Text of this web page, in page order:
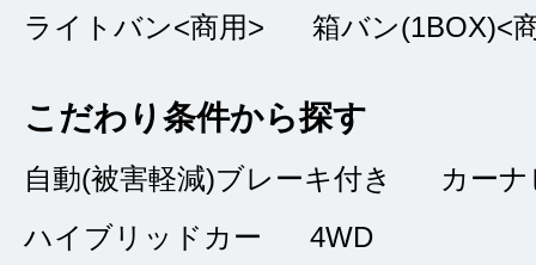
5点
総合評価
2022/06/19
タカ
販売店の評価
接客：5｜ 雰囲
品質：5
ライトバン<商用>
箱バン(1BOX)<
こだわり条件から探す
自動(被害軽減)ブレーキ付き
カー
ハイブリッドカー
4WD